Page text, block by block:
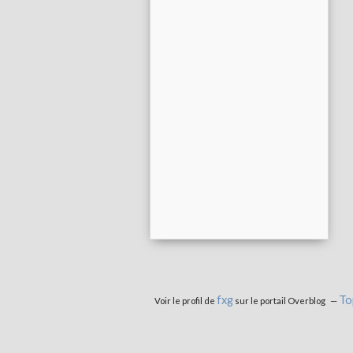
Voir le profil de fxgsur le portail Overblog